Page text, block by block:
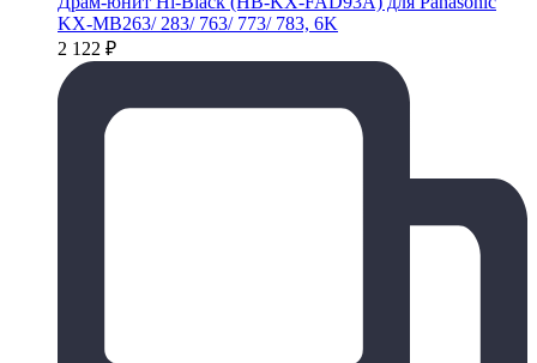
KX-MB263/ 283/ 763/ 773/ 783, 6K
2 122 ₽